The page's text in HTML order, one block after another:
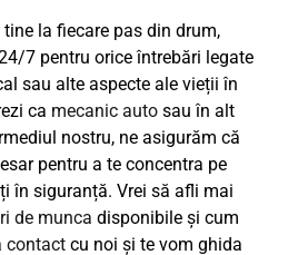
la fiecare pas din drum,
7 pentru orice întrebări legate
sau alte aspecte ale vieții în
ca mecanic auto sau în alt
nostru, ne asigurăm că
pentru a te concentra pe
în siguranță. Vrei să afli mai
de munca disponibile și cum
contact cu noi și te vom ghida